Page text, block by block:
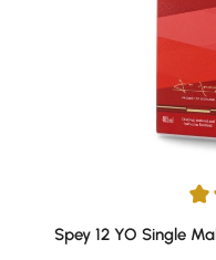
Durchschnittliche
Spey 12 YO Single